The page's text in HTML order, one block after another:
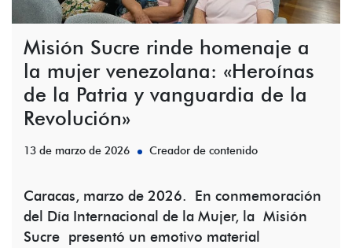
Misión Sucre rinde homenaje a
la mujer venezolana: «Heroínas
de la Patria y vanguardia de la
Revolución»
13 de marzo de 2026 Creador de contenido
Caracas, marzo de 2026. En conmemoración
del Día Internacional de la Mujer, la Misión
Sucre presentó un emotivo material